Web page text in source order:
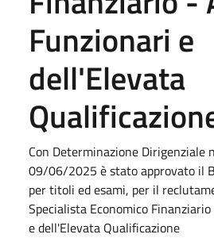
Funzionari e
dell'Elevata
Con Determinazione Dirigenziale
09/06/2025 è stato approvato il
per titoli ed esami, per il
Specialista Economico
e dell'Elevata Qualificazione